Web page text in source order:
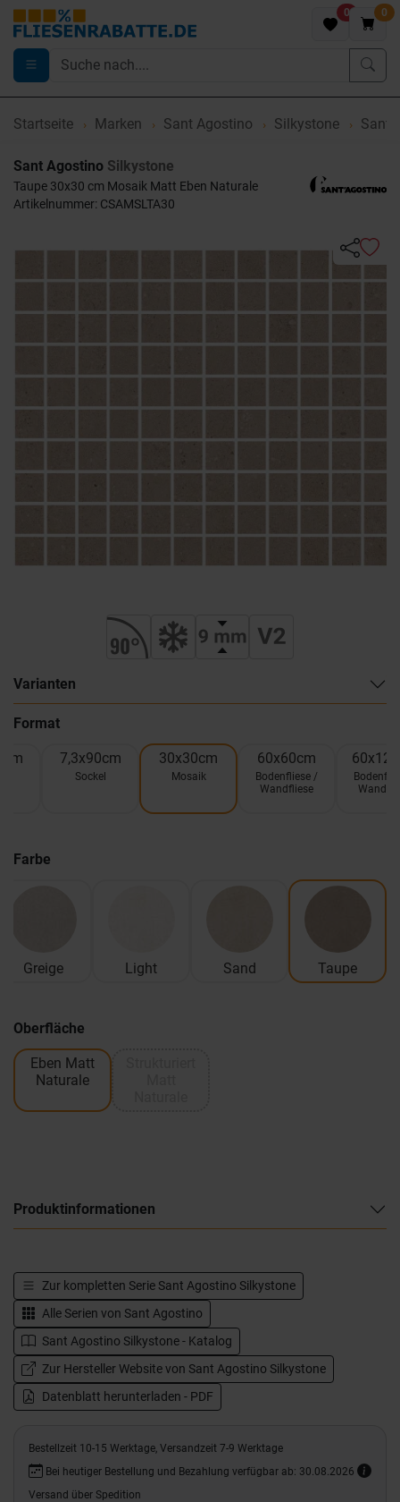
0 0
Startseite Marken Sant Agostino Silkystone Sant
Sant Agostino Silkystone
Taupe 30x30 cm Mosaik Matt Eben Naturale
Artikelnummer: CSAMSLTA30
Varianten
Format
7,3x90cm
Sockel
30x30cm
Mosaik
60x60cm
Bodenfliese /
Wandfliese
Farbe
Greige Light Sand Taupe
Oberfläche
Eben Matt
Naturale
Produktinformationen
Zur kompletten Serie Sant Agostino Silkystone
Alle Serien von Sant Agostino
Sant Agostino Silkystone - Katalog
Zur Hersteller Website von Sant Agostino Silkystone
Datenblatt herunterladen - PDF
Bestellzeit 10-15 Werktage, Versandzeit 7-9 Werktage
Bei heutiger Bestellung und Bezahlung verfügbar ab: 30.08.2026
Versand über Spedition